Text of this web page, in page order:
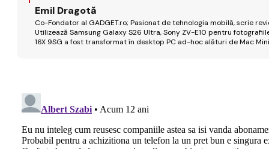
Emil Dragotă
Co-Fondator al GADGET.ro; Pasionat de tehnologia mobilă, scrie
Utilizează Samsung Galaxy S26 Ultra, Sony ZV-E10 pentru
16X 9SG a fost transformat în desktop PC ad-hoc alături de Mac